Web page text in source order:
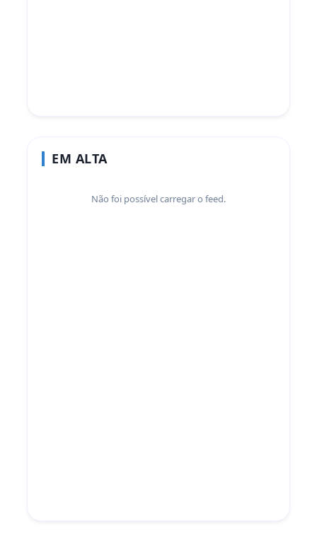
EM ALTA
Não foi possível carregar o feed.